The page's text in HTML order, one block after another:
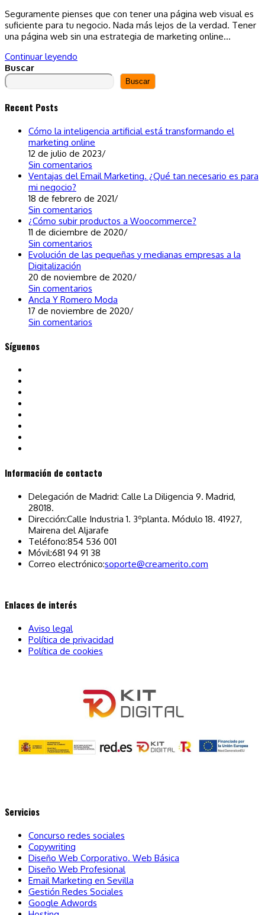
entrada:
la
entrada:
Seguramente pienses que con tener una página web visual es
suficiente para tu negocio. Nada más lejos de la verdad. Tener
una página web sin una estrategia de marketing online…
Continuar leyendo
para
posicionamiento
SEO
Buscar
Buscar
Recent Posts
Cómo la inteligencia artificial está transformando el
marketing online
12 de julio de 2023/
Sin comentarios
Ventajas del Email Marketing. ¿Qué tan necesario es para
mi negocio?
18 de febrero de 2021/
Sin comentarios
¿Cómo subir productos a Woocommerce?
11 de diciembre de 2020/
Sin comentarios
Evolución de las pequeñas y medianas empresas a la
Digitalización
20 de noviembre de 2020/
Sin comentarios
Ancla Y Romero Moda
17 de noviembre de 2020/
Sin comentarios
Síguenos
Información de contacto
Delegación de Madrid: Calle La Diligencia 9. Madrid,
28018.
Dirección:Calle Industria 1. 3ºplanta. Módulo 18. 41927,
Mairena del Aljarafe
Teléfono:854 536 001
Móvil:681 94 91 38
Correo electrónico:soporte@creamerito.com
Enlaces de interés
Aviso legal
Política de privacidad
Política de cookies
Servicios
Concurso redes sociales
Copywriting
Diseño Web Corporativo. Web Básica
Diseño Web Profesional
Email Marketing en Sevilla
Gestión Redes Sociales
Google Adwords